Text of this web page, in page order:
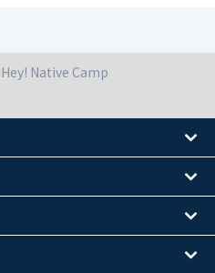
Hey! Native Camp